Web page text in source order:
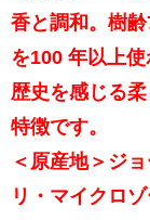
香と調和。樹
を100 年以上使
歴史を感じる
特徴です。
＜原産地＞ジ
リ・マイクロ